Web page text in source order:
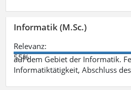
Informatik (M.Sc.)
Relevanz:
55%
auf dem Gebiet der Informatik.
Informatiktätigkeit, Abschluss